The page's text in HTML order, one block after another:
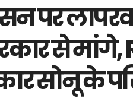
पर
से मांगे,
सोनू के